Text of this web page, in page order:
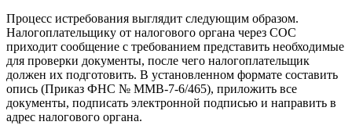
Процесс истребования выглядит следующим образом.
Налогоплательщику от налогового органа через СОС
приходит сообщение с требованием представить необходимые
для проверки документы, после чего налогоплательщик
должен их подготовить. В установленном формате составить
опись (Приказ ФНС № ММВ-7-6/465), приложить все
документы, подписать электронной подписью и направить в
адрес налогового органа.